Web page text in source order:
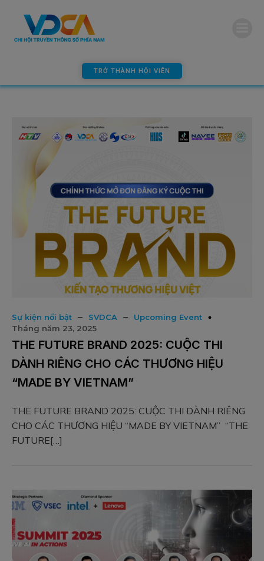
TRỞ THÀNH HỘI VIÊN
Sự kiện nổi bật – SVDCA –
Upcoming Event
Tháng năm 23, 2025
THE FUTURE BRAND 2025: CUỘC THI
DÀNH RIÊNG CHO CÁC THƯƠNG HIỆU
“MADE BY VIETNAM”
THE FUTURE BRAND 2025: CUỘC THI DÀNH RIÊNG
CHO CÁC THƯƠNG HIỆU “MADE BY VIETNAM” “THE
FUTURE[…]